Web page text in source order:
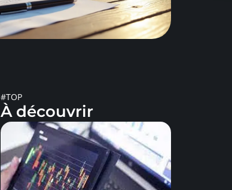
#TOP
À découvrir